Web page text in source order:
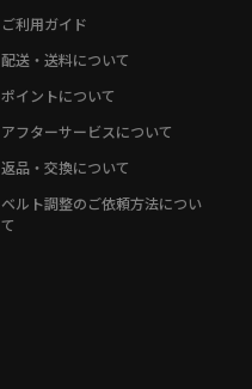
ご利用ガイド
配送・送料について
ポイントについて
アフターサービスについて
返品・交換について
ベルト調整のご依頼方法につい
て